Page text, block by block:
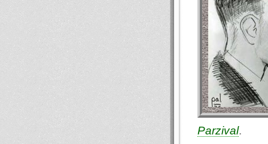
Parzival.